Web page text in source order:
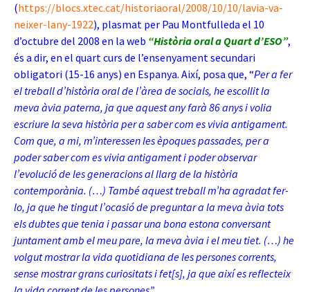
(https://blocs.xtec.cat/historiaoral/2008/10/10/lavia-va-
neixer-lany-1922), plasmat per Pau Montfulleda el 10
d’octubre del 2008 en la web “Història oral a Quart d’ESO”,
és a dir, en el quart curs de l’ensenyament secundari
obligatori (15-16 anys) en Espanya. Així, posa que, “Per a fer
el treball d’història oral de l’àrea de socials, he escollit la
meva àvia paterna, ja que aquest any farà 86 anys i volia
escriure la seva història per a saber com es vivia antigament.
Com que, a mi, m’interessen les èpoques passades, per a
poder saber com es vivia antigament i poder observar
l’evolució de les generacions al llarg de la història
contemporània. (…) També aquest treball m’ha agradat fer-
lo, ja que he tingut l’ocasió de preguntar a la meva àvia tots
els dubtes que tenia i passar una bona estona conversant
juntament amb el meu pare, la meva àvia i el meu tiet. (…) he
volgut mostrar la vida quotidiana de les persones corrents,
sense mostrar grans curiositats i fet[s], ja que així es reflecteix